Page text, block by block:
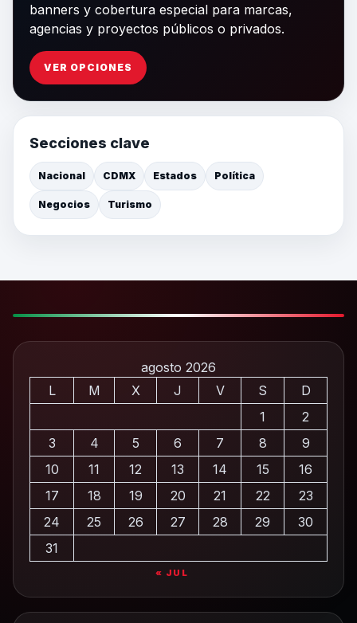
banners y cobertura especial para marcas,
agencias y proyectos públicos o privados.
VER OPCIONES
Secciones clave
Nacional CDMX Estados Política
Negocios Turismo
agosto 2026
L
M X J V S
D
1
2
3
4 5 6 7 8
9
10
11 12 13 14 15
16
17
18 19 20 21 22
23
24
25 26 27 28 29
30
31
« JUL